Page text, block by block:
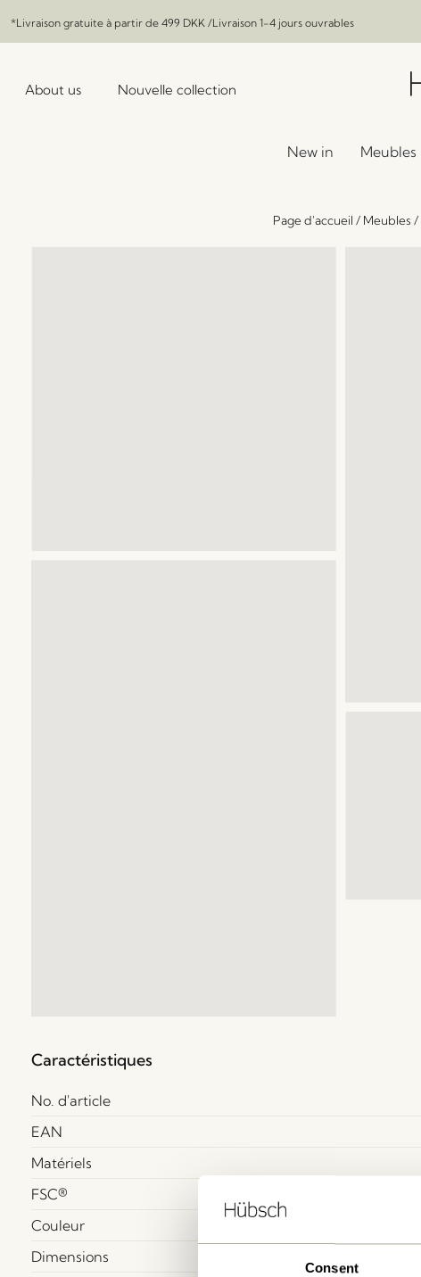
Consent
*Livraison gratuite à partir de 499 DKK /Livraison 1-4 jours ouvrables
About us Nouvelle collection
New in Meubles
Page d'accueil / Meubles /
Caractéristiques
No. d'article
EAN
Matériels
FSC®
Couleur
Dimensions